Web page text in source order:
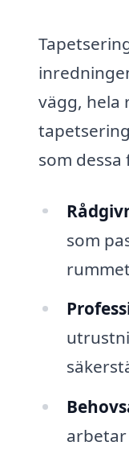
vägg, hela
som
som